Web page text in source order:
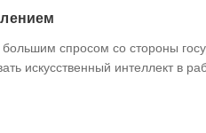
спросом со стороны
искусственный интеллект в